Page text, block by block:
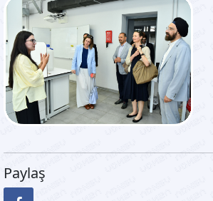
Paylaş